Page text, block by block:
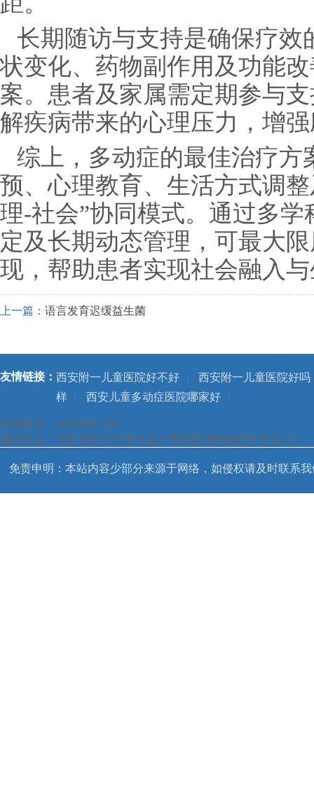
长期随访与支持是确保疗效
状变化、药物副作用及功能
案。患者及家属需定期参与
解疾病带来的心理压力，增
综上，多动症的最佳治疗
预、心理教育、生活方式调
理-社会”协同模式。通过多
定及长期动态管理，可最大
现，帮助患者实现社会融入
上一篇： 语言发育迟缓益生菌
友情链接： 西安附一儿童医院好不好 |
西安附一儿童医院好吗
样
| 西安儿童多动症医院哪家好 |
咨询电话：400-8699-120
医院地址：陕西省西安市雁塔区大寨路西段铭城国际社区1号
免责申明：本站内容少部分来源于网络，如侵权请及时联系